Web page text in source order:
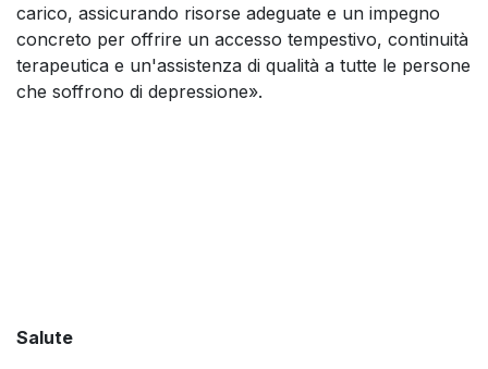
carico, assicurando risorse adeguate e un impegno
concreto per offrire un accesso tempestivo, continuità
terapeutica e un'assistenza di qualità a tutte le persone
che soffrono di depressione».
Salute